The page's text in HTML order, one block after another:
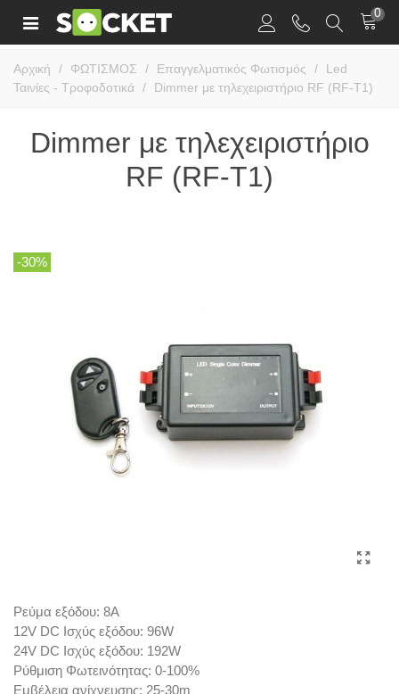
0
Αρχική / ΦΩΤΙΣΜΟΣ / Επαγγελματικός Φωτισμός /
Led
Ταινίες - Τροφοδοτικά / Dimmer με τηλεχειριστήριο RF (RF-T1)
Dimmer με τηλεχειριστήριο
RF (RF-T1)
-30%
Ρεύμα εξόδου: 8Α
12V DC Ισχύς εξόδου: 96W
24V DC Ισχύς εξόδου: 192W
Ρύθμιση Φωτεινότητας: 0-100%
Εμβέλεια ανίχνευσης: 25-30m